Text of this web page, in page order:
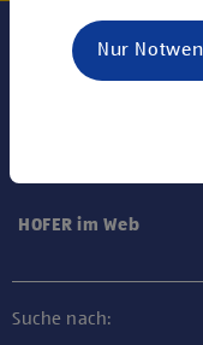
HOFER im Web
Suche nach:
Nur